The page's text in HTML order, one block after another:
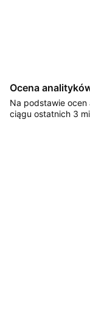
Ocena
Na podstawie
ciągu ostatnich 3